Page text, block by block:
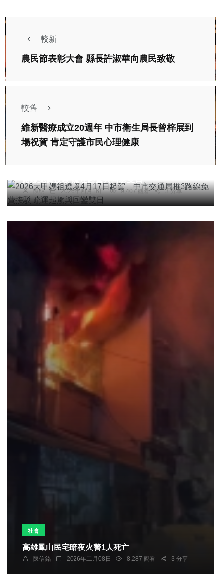
較新
農民節表彰大會 縣長許淑華向農民致敬
較舊
維新醫療成立20週年 中市衛生局長曾梓展到
場祝賀 肯定守護市民心理健康
陳明 2026年四月16日 9,407 觀看 3 分享
社會
高雄鳳山民宅暗夜火警1人死亡
陳信銘 2026年二月08日 8,287 觀看 3 分享